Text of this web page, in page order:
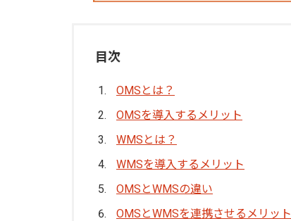
目次
OMSとは？
OMSを導入するメリット
WMSとは？
WMSを導入するメリット
OMSとWMSの違い
OMSとWMSを連携させるメリット